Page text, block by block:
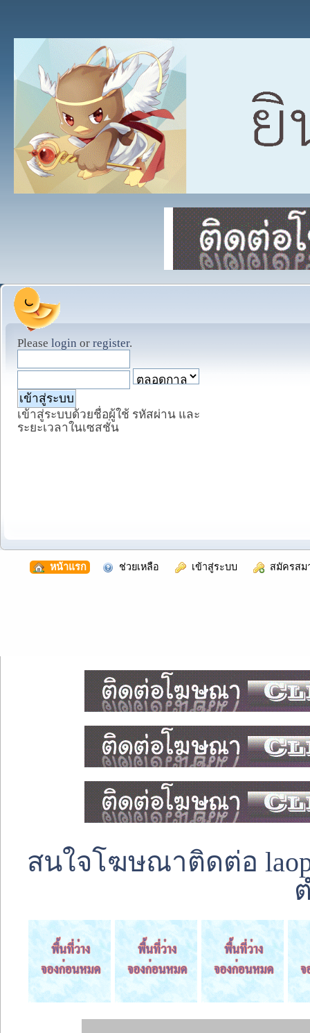
Please login or register.
เข้าสู่ระบบด้วยชื่อผู้ใช้ รหัสผ่าน และ
ระยะเวลาในเซสชั่น
หน้าแรก ช่วยเหลือ เข้าสู่ระบบ สมัครสม
สนใจโฆษณาติดต่อ